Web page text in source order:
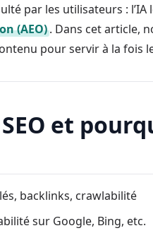
par les utilisateurs :
(AEO). Dans cet article,
pour servir à la fois
SEO et
backlinks, crawlabilité
sur Google, Bing, etc.